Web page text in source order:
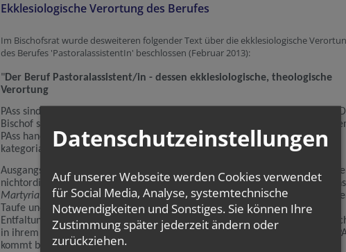
Ekklesiologische Verortung des Berufes
Im Bischofsrat wurde desweiteren folgender Text über die ekklesiologische
des Berufes 'PastoralassistentIn' beschlossen (Februar 2013):
"Der Beruf Pastoralassistent/in - dessen ekklesiologische, theologische
Verortung
PAss sind im Auftrag der Kirche tätig, sie üben einen kirchlichen Beruf aus.
Bischof sendet und beauftragt zur Verkündigung und zum seelsorglichen
PAss handeln als Seelsorgerinnen und Seelsorger in der territorialen und
kategorialen Pastoral.
Ausgangspunkt für eine ekklesiologische Bestimmung der ordinierten wie
nichtordinierten Ämter ist die Sendung der Kirche, die sich in die
Martyria, Leiturgia, Diakonia und Koinonia auffächert und konkretisiert. In
Taufe und Firmung gründet das gemeinsame Priestertum. Die Aneignung,
Entfaltung und Umsetzung der Botschaft ist Christ/innen als Glieder der
in ihrem Grundauftrag in Taufe und Firmung aufgegeben. Dem Dienst der
kommt besonders zu: PAss nehmen Anteil am amtlichen Auftrag der Kirche.
Datenschutzeinstellungen
Auf unserer Webseite werden Cookies verwendet
für Social Media, Analyse, systemtechnische
Notwendigkeiten und Sonstiges. Sie können Ihre
Zustimmung später jederzeit ändern oder
zurückziehen.